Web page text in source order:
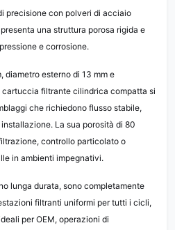
precisione con polveri di acciaio
una struttura porosa rigida e
e corrosione.
diametro esterno di 13 mm e
filtrante cilindrica compatta si
che richiedono flusso stabile,
La sua porosità di 80
controllo particolato o
in ambienti impegnativi.
lunga durata, sono completamente
filtranti uniformi per tutti i cicli,
per OEM, operazioni di